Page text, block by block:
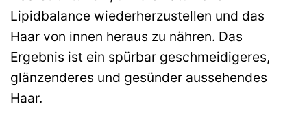
Lipidbalance wiederherzustellen und das
Haar von innen heraus zu nähren. Das
Ergebnis ist ein spürbar geschmeidigeres,
glänzenderes und gesünder aussehendes
Haar.